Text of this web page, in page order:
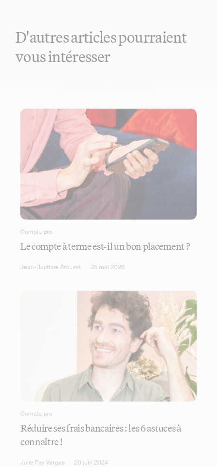
D'autres articles pourraient
vous intéresser
Compte pro
Le compte à terme est-il un bon placement ?
Jean-Baptiste Arcuset 25 mai 2026
Compte pro
Réduire ses frais bancaires : les 6 astuces à
connaître !
Julie Pay Vargas 20 juin 2024